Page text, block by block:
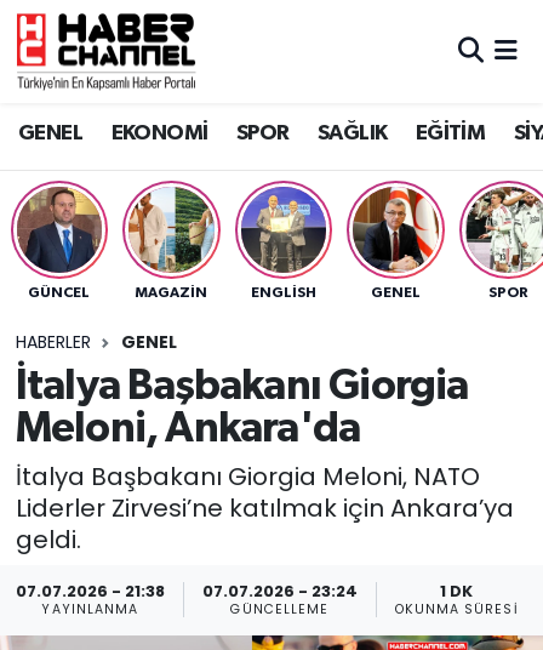
GENEL EKONOMİ SPOR SAĞLIK EĞİTİM
GÜNCEL MAGAZİN ENGLISH GENEL SPOR
HABERLER GENEL
İtalya Başbakanı Giorgia
Meloni, Ankara'da
İtalya Başbakanı Giorgia Meloni, NATO
Liderler Zirvesi’ne katılmak için Ankara’ya
geldi.
07.07.2026 - 21:38
YAYINLANMA
07.07.2026 - 23:24
GÜNCELLEME
1 DK
OKUNMA SÜRESI
GENEL
SPOR
SAĞLIK
EĞİTİM
SİYASET
MAGAZİN
Nöbetçi Eczaneler
Trafik Durumu
Süper Lig Puan Durumu ve Fikstür
Tüm Manşetler
Son Dakika Haberleri
Haber Arşivi